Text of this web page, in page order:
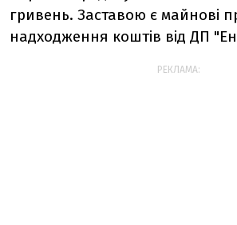
гривень. Заставою є майнові
надходження коштів від ДП
РЕКЛАМА: